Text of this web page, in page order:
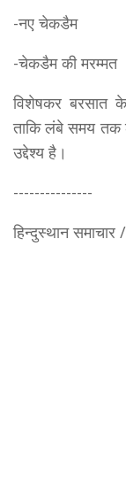
-नए चेकडैम
-चेकडैम की मरम्मत
विशेषकर बरसात
ताकि लंबे समय तक
उद्देश्य है।
---------------
हिन्दुस्थान